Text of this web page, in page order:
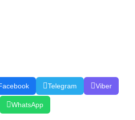
Telegram Viber
WhatsApp